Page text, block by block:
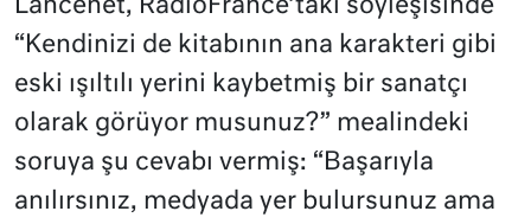
Lancenet, RadioFrance’taki söyleşisinde
“Kendinizi de kitabının ana karakteri gibi
eski ışıltılı yerini kaybetmiş bir sanatçı
olarak görüyor musunuz?” mealindeki
soruya şu cevabı vermiş: “Başarıyla
anılırsınız, medyada yer bulursunuz ama